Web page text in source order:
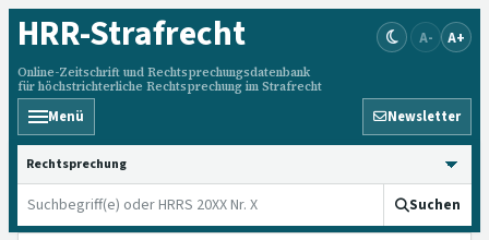
HRR-Strafrecht
Online-Zeitschrift und Rechtsprechungsdatenbank
für höchstrichterliche Rechtsprechung im Strafrecht
A- A+
Menü Newsletter
HRRS durchsuchen
Suchen